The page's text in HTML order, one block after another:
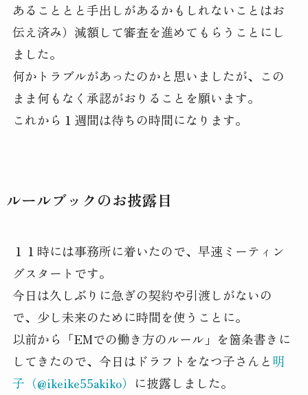
あることとと手出しがあるかもしれないことはお
伝え済み）減額して審査を進めてもらうことにし
ました。
何かトラブルがあったのかと思いましたが、この
まま何もなく承認がおりることを願います。
これから１週間は待ちの時間になります。
ルールブックのお披露目
１１時には事務所に着いたので、早速ミーティン
グスタートです。
今日は久しぶりに急ぎの契約や引渡しがないの
で、少し未来のために時間を使うことに。
以前から「EMでの働き方のルール」を箇条書きに
してきたので、今日はドラフトをなつ子さんと明
子（@ikeike55akiko） に披露しました。